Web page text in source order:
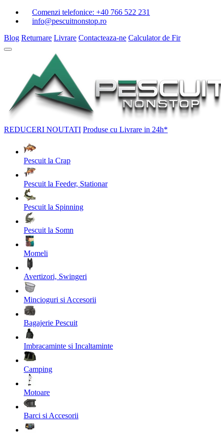
Comenzi telefonice: +40 766 522 231
info@pescuitnonstop.ro
Blog Returnare Livrare Contacteaza-ne Calculator de Fir
REDUCERI NOUTATI Produse cu Livrare in 24h*
Pescuit la Crap
Pescuit la Feeder, Stationar
Pescuit la Spinning
Pescuit la Somn
Momeli
Avertizori, Swingeri
Mincioguri si Accesorii
Bagajerie Pescuit
Imbracaminte si Incaltaminte
Camping
Motoare
Barci si Accesorii